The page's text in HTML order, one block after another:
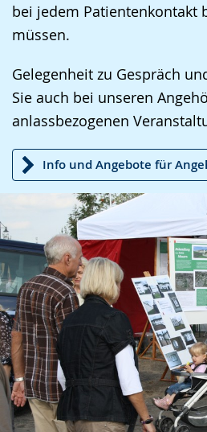
bei jedem Patientenkontakt
müssen.
Gelegenheit zu Gespräch
Sie auch bei unseren
anlassbezogenen
Info und Angebote für